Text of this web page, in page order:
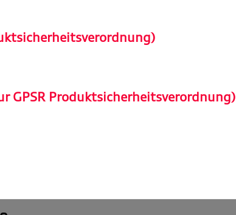
Produktsicherheitsverordnung)